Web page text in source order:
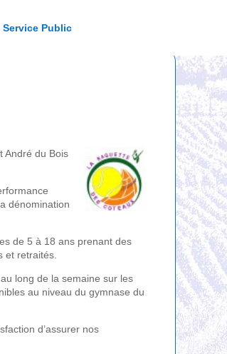
Service Public
André du Bois
dénomination
de 5 à 18 ans prenant des
et retraités.
long de la semaine sur les
au niveau du gymnase du
d’assurer nos